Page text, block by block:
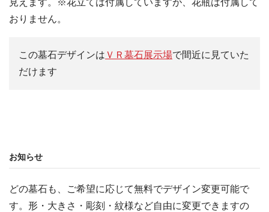
見えます。※花立ては付属していますが、花瓶は付属して
おりません。
この墓石デザインは ＶＲ墓石展示場で間近に見ていた
だけます
お知らせ
どの墓石も、ご希望に応じて無料でデザイン変更可能で
す。形・大きさ・彫刻・紋様など自由に変更できますの